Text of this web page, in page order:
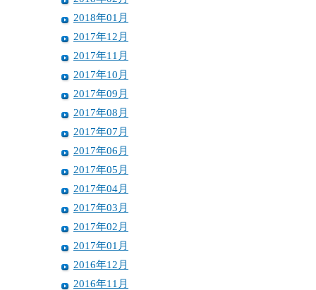
2018年01月
2017年12月
2017年11月
2017年10月
2017年09月
2017年08月
2017年07月
2017年06月
2017年05月
2017年04月
2017年03月
2017年02月
2017年01月
2016年12月
2016年11月